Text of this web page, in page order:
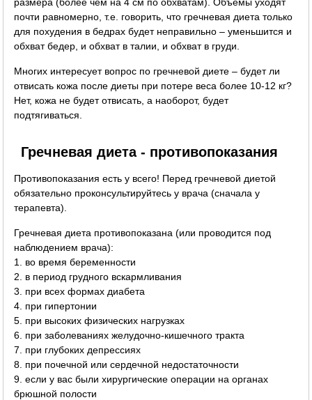
почти равномерно, т.е. говорить, что гречневая диета только
для похудения в бедрах будет неправильно – уменьшится и
обхват бедер, и обхват в талии, и обхват в груди.
Многих интересует вопрос по гречневой диете – будет ли
отвисать кожа после диеты при потере веса более 10-12 кг?
Нет, кожа не будет отвисать, а наоборот, будет
подтягиваться.
Гречневая диета - противопоказания
Противопоказания есть у всего! Перед гречневой диетой
обязательно проконсультируйтесь у врача (сначала у
терапевта).
Гречневая диета противопоказана (или проводится под
наблюдением врача):
1. во время беременности
2. в период грудного вскармливания
3. при всех формах диабета
4. при гипертонии
5. при высоких физических нагрузках
6. при заболеваниях желудочно-кишечного тракта
7. при глубоких депрессиях
8. при почечной или сердечной недостаточности
9. если у вас были хирургические операции на органах
брюшной полости